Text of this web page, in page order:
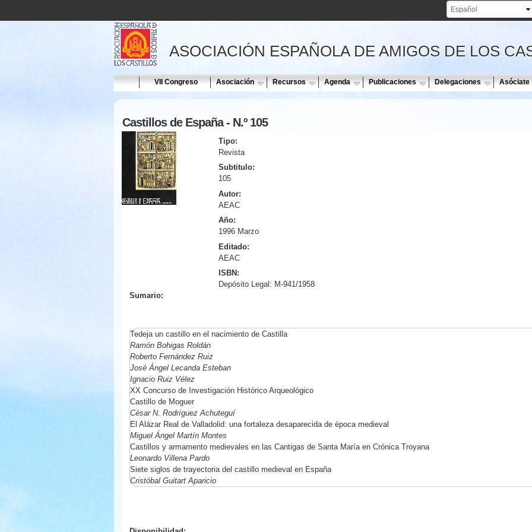
ASOCIACIÓN ESPAÑOLA DE AMIGOS DE LOS
Home VII Congreso Asociación Recursos Agenda Publicaciones Delegaciones Asóciate
Castillos de España - N.º 105
Tipo:
Revista
Subtitulo:
105
Autor:
AEAC
Año:
1996 Marzo
Editado:
AEAC
ISBN:
Depósito Legal: M-941/1958
Sumario:
Tedeja un castillo en el nacimiento de Castilla
Ramón Bohigas Roldán
Roberto Fernández Ruiz
José Ángel Lecanda Esteban
Ignacio Ruiz Vélez
XX Concurso de Investigación Histórico Arqueológico
Castillo de Moguer
César N. Rodríguez Achuteguí
El Alázar Real de Valladolid: una fortaleza desaparecida de época medieval
Miguel Ángel Martín Montes
Castillos y armamento medievales en las Cantigas de Santa María en Crónica Troyana
Leonardo Villena Pardo
Siete siglos de trayectoria del castillo medieval en España
Cristóbal Guitart Aparicio